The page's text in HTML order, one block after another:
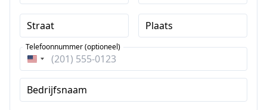
Straat Plaats
Verenigde
Staten
+1
Telefoonnummer (optioneel)
Bedrijfsnaam